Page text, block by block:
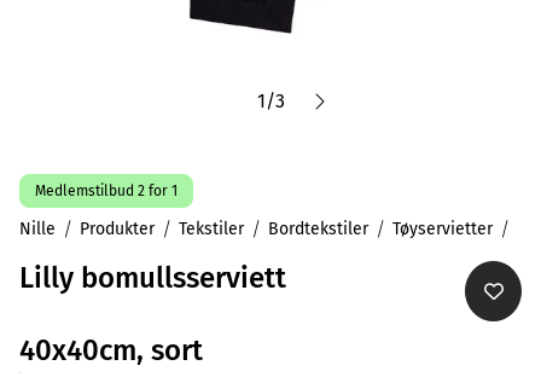
1/3
Medlemstilbud 2 for 1
Nille Produkter Tekstiler Bordtekstiler Tøyservietter
Lilly bomullsserviett
40x40cm, sort